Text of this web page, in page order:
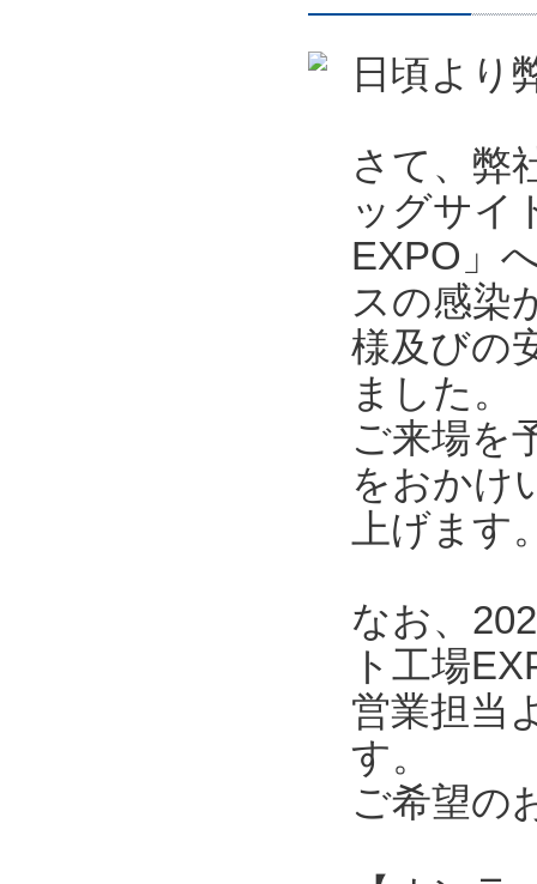
日頃より
さて、弊
ッグサイ
EXPO」
スの感染
様及びの
ました。
ご来場を
をおかけ
上げます
なお、
ト工場
営業担当
す。
ご希望の